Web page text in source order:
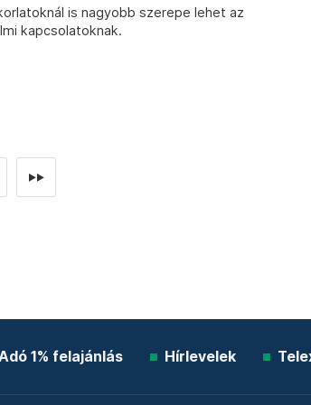
is nagyobb szerepe lehet az
kapcsolatoknak.
►►
1% felajánlás Hírlevelek